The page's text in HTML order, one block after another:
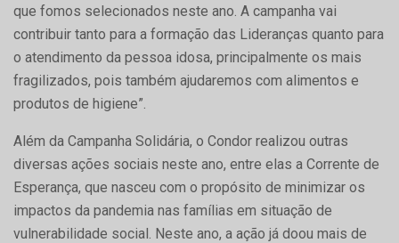
que fomos selecionados neste ano. A campanha vai
contribuir tanto para a formação das Lideranças quanto para
o atendimento da pessoa idosa, principalmente os mais
fragilizados, pois também ajudaremos com alimentos e
produtos de higiene”.
Além da Campanha Solidária, o Condor realizou outras
diversas ações sociais neste ano, entre elas a Corrente de
Esperança, que nasceu com o propósito de minimizar os
impactos da pandemia nas famílias em situação de
vulnerabilidade social. Neste ano, a ação já doou mais de